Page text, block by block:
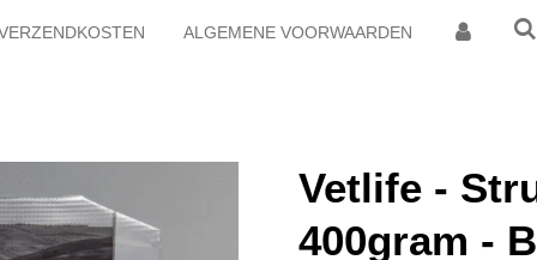
ALGEMENE VOORWAARDEN
Vetlife -
400gram -